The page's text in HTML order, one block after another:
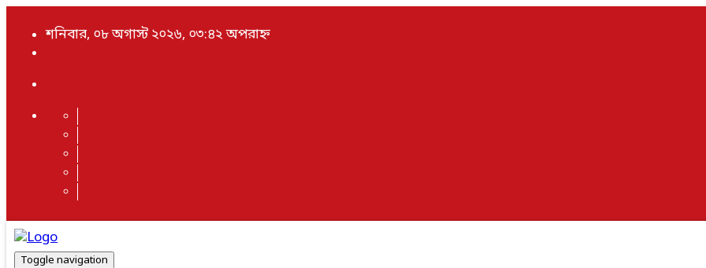
শনিবার, ০৮ অগাস্ট ২০২৬, ০৩:৪২ অপরাহ্ন
Toggle navigation